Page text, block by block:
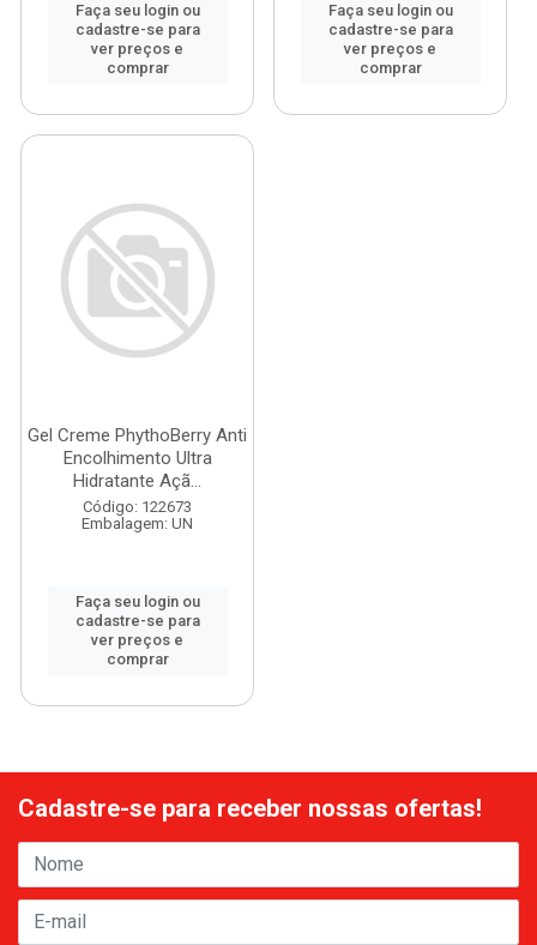
Faça seu login ou
cadastre-se para
ver preços e
comprar
Faça seu login ou
cadastre-se para
ver preços e
comprar
Gel Creme PhythoBerry Anti
Encolhimento Ultra
Hidratante Açã...
Código: 122673
Embalagem: UN
Faça seu login ou
cadastre-se para
ver preços e
comprar
Cadastre-se para receber nossas ofertas!